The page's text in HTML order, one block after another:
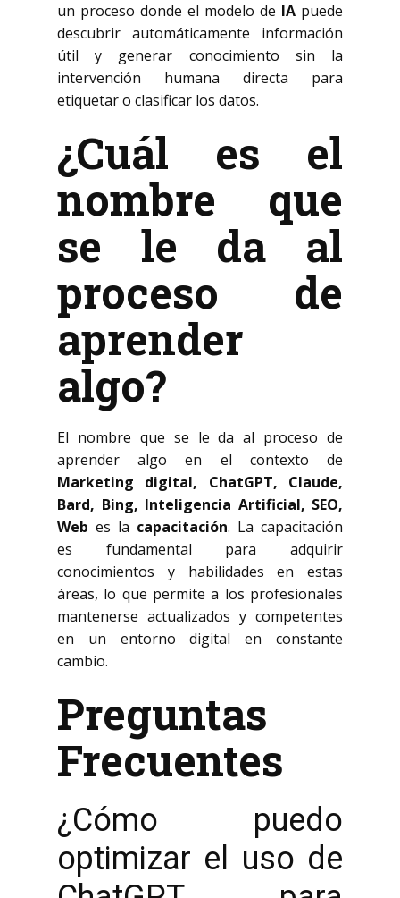
un proceso donde el modelo de IA puede
descubrir automáticamente información
útil y generar conocimiento sin la
intervención humana directa para
etiquetar o clasificar los datos.
¿Cuál es el
nombre que
se le da al
proceso de
aprender
algo?
El nombre que se le da al proceso de
aprender algo en el contexto de
Marketing digital, ChatGPT, Claude,
Bard, Bing, Inteligencia Artificial, SEO,
Web es la capacitación. La capacitación
es fundamental para adquirir
conocimientos y habilidades en estas
áreas, lo que permite a los profesionales
mantenerse actualizados y competentes
en un entorno digital en constante
cambio.
Preguntas
Frecuentes
¿Cómo puedo
optimizar el uso de